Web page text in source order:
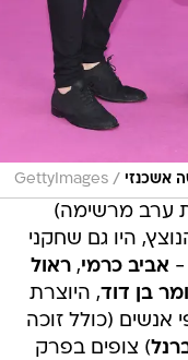
אשכנזי /
GettyImages
ערב מרשימה)
היו גם שחקני
- אביב כרמי,ראול
בן דוד, היוצרת
אנשים (כולל זוכה
) צופים בפרק